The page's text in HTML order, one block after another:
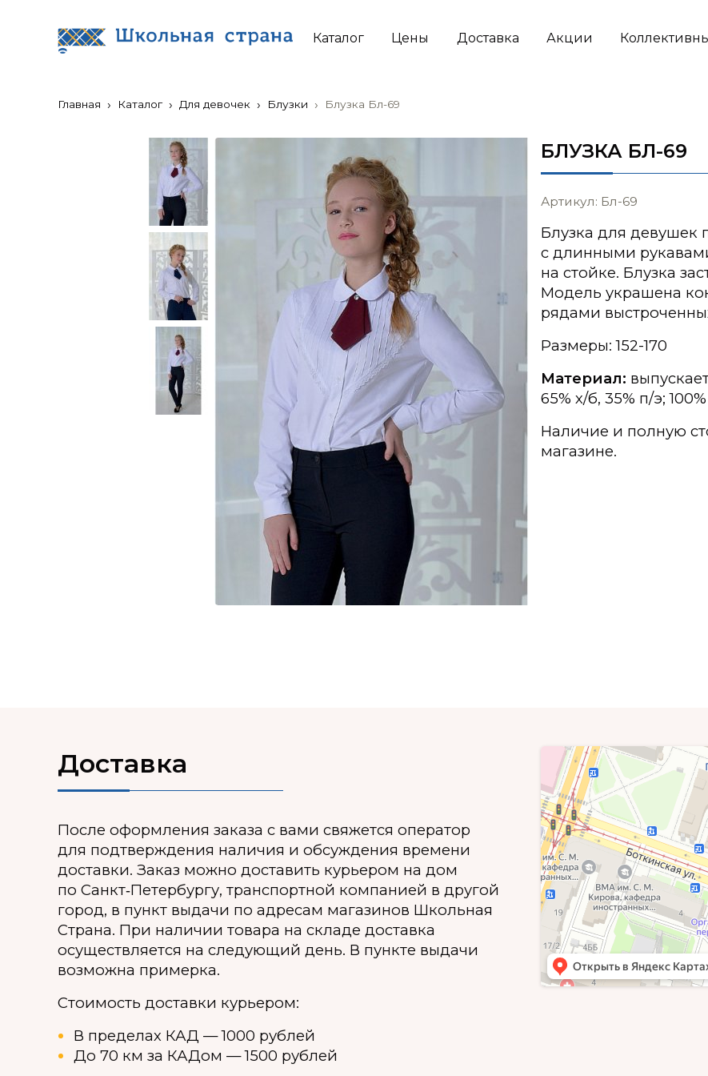
Каталог Цены Доставка Акции
Главная Каталог Для девочек Блузки Блузка Бл-69
БЛУЗКА БЛ-69
Артикул: Бл-69
Блузка для девушек
с длинными
на стойке. Блузка
Модель украшена
рядами
Размеры: 152-170
Материал:
65% х/б, 35% п/э;
Наличие и полную
магазине.
Доставка
После оформления заказа с вами свяжется оператор
для подтверждения наличия и обсуждения времени
доставки. Заказ можно доставить курьером на дом
по Санкт‑Петербургу, транспортной компанией в другой
город, в пункт выдачи по адресам магазинов Школьная
Страна. При наличии товара на складе доставка
осуществляется на следующий день. В пункте выдачи
возможна примерка.
Стоимость доставки курьером:
В пределах КАД — 1000 рублей
До 70 км за КАДом — 1500 рублей